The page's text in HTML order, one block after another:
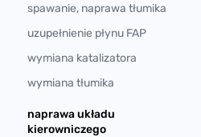
spawanie, naprawa tłumika
uzupełnienie płynu FAP
wymiana katalizatora
wymiana tłumika
naprawa układu
kierowniczego